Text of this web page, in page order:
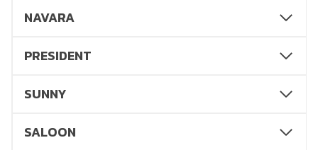
NAVARA
PRESIDENT
SUNNY
SALOON